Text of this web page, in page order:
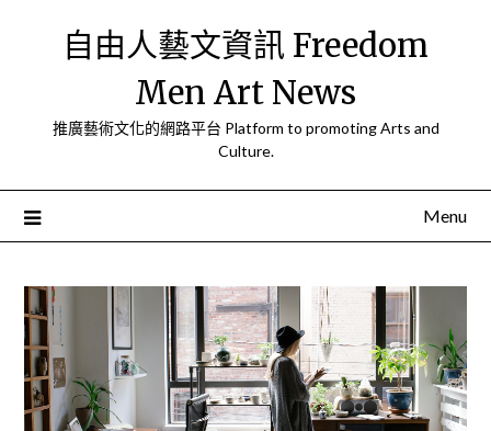
自由人藝文資訊 Freedom
Men Art News
推廣藝術文化的網路平台 Platform to promoting Arts and
Culture.
Menu